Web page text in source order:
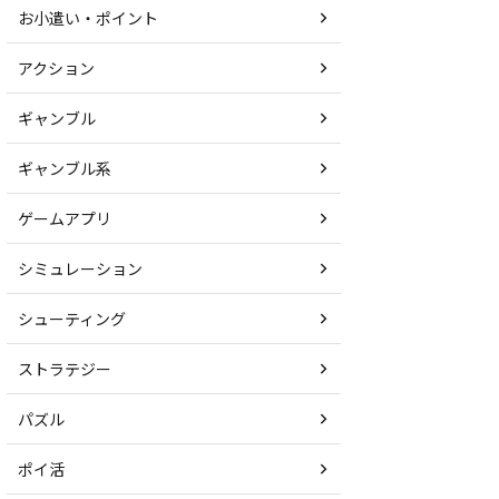
お小遣い・ポイント
アクション
ギャンブル
ギャンブル系
ゲームアプリ
シミュレーション
シューティング
ストラテジー
パズル
ポイ活